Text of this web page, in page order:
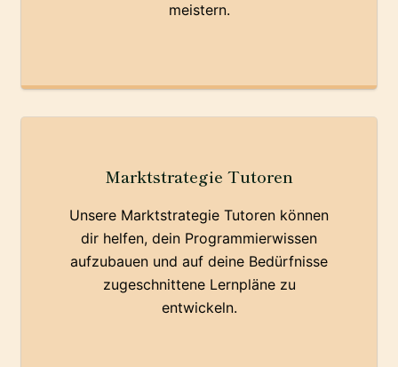
meistern.
Marktstrategie Tutoren
Unsere Marktstrategie Tutoren können
dir helfen, dein Programmierwissen
aufzubauen und auf deine Bedürfnisse
zugeschnittene Lernpläne zu
entwickeln.